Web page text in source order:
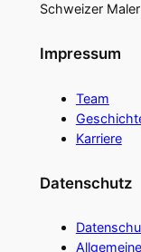
Schweizer Maler
Impressum
Team
Karriere
Datenschutz